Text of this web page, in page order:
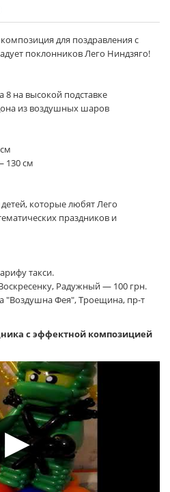
для поздравления с
поклонников Лего Ниндзяго!
на высокой подставке
из воздушных шаров
130 см
которые любят Лего
праздников и
такси.
Радужный — 100 грн.
"Воздушна Фея", Троещина, пр-т
с эффектной композицией